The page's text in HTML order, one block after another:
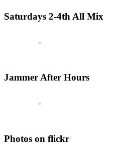
Saturdays 2-4th All Mix
Jammer After Hours
Photos on flickr